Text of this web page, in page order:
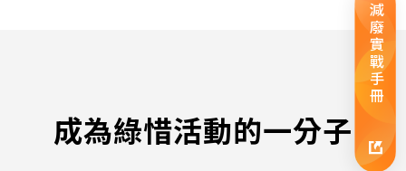
減廢實戰手冊
成為綠惜活動的一分子